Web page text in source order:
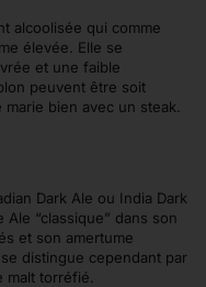
alcoolisée qui comme
élevée. Elle se
et une faible
peuvent être soit
bien avec un steak.
Dark Ale ou India Dark
“classique” dans son
et son amertume
distingue cependant par
torréfié.